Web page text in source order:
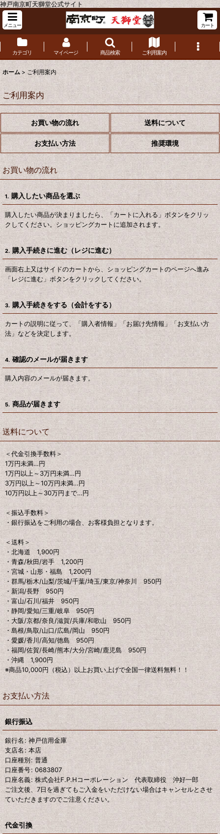
神戸南京町天獅堂公式サイト
メニュー カート
カテゴリ マイページ 商品検索 ご利用案内
ホーム > ご利用案内
ご利用案内
お買い物の流れ 送料について
お支払い方法 推奨環境
お買い物の流れ
1. 購入したい商品を選ぶ
購入したい商品が決まりましたら、「カートに入れる」ボタンをクリッ
クしてください。ショッピングカートに追加されます。
2. 購入手続きに進む（レジに進む）
画面右上又はサイドのカートから、ショッピングカートのページへ進み
「レジに進む」ボタンをクリックしてください。
3. 購入手続きをする（会計をする）
カートの説明に従って、「購入者情報」「お届け先情報」「お支払い方
法」などを決定します。
4. 確認のメールが届きます
購入内容のメールが届きます。
5. 商品が届きます
送料について
＜代金引換手数料＞
1万円未満…円
1万円以上～3万円未満…円
3万円以上～10万円未満…円
10万円以上～30万円まで…円
＜振込手数料＞
・銀行振込をご利用の場合、お客様負担となります。
＜送料＞
・北海道 1,900円
・青森/秋田/岩手 1,200円
・宮城・山形・福島 1,200円
・群馬/栃木/山梨/茨城/千葉/埼玉/東京/神奈川 950円
・新潟/長野 950円
・富山/石川/福井 950円
・静岡/愛知/三重/岐阜 950円
・大阪/京都/奈良/滋賀/兵庫/和歌山 950円
・島根/鳥取/山口/広島/岡山 950円
・愛媛/香川/高知/徳島 950円
・福岡/佐賀/長崎/熊本/大分/宮崎/鹿児島 950円
・沖縄 1,900円
※商品10,000円（税込）以上お買い上げで全国一律送料無料！！
お支払い方法
銀行振込
銀行名 : 神戸信用金庫
支店名 : 本店
口座種別: 普通
口座番号: 0683807
口座名義: 株式会社F.P.Hコーポレーション 代表取締役 沖好一郎
ご注文後、7日を過ぎてもご入金をいただけない場合はキャンセルとさせ
ていただきますのでご注意ください。
代金引換